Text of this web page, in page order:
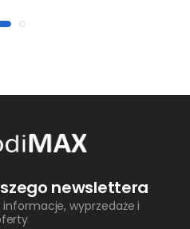
newslettera
wyprzedaże i